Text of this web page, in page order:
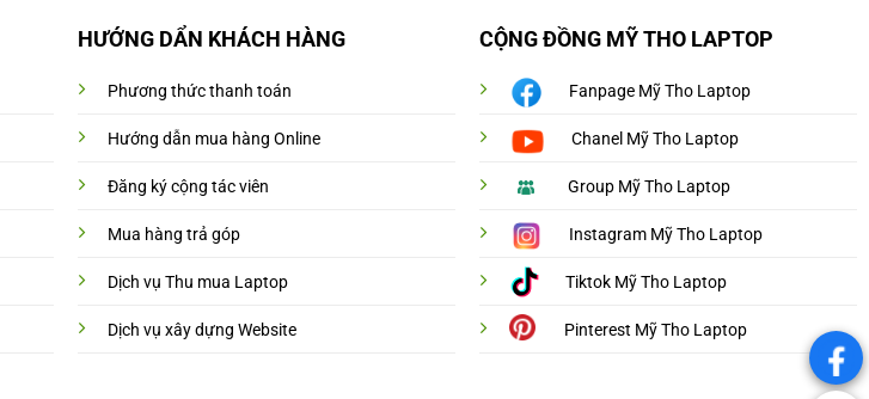
HƯỚNG DẨN KHÁCH HÀNG
Phương thức thanh toán
Hướng dẫn mua hàng Online
Đăng ký cộng tác viên
Mua hàng trả góp
Dịch vụ Thu mua Laptop
Dịch vụ xây dựng Website
CỘNG ĐỒNG MỸ THO LAPTOP
Fanpage Mỹ Tho Laptop
Chanel Mỹ Tho Laptop
Group Mỹ Tho Laptop
Instagram Mỹ Tho Laptop
Tiktok Mỹ Tho Laptop
Pinterest Mỹ Tho Laptop
.